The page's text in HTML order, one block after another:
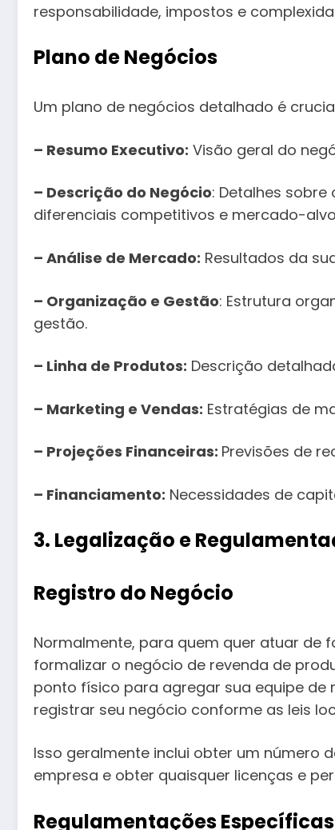
responsabilidade, impostos e
Plano de Negócios
Um plano de negócios detalhado é
– Resumo Executivo: Visão geral do
– Descrição do Negócio: Detalhes
diferenciais competitivos e mercado-
– Análise de Mercado: Resultados da
– Organização e Gestão: Estrutura
gestão.
– Linha de Produtos: Descrição
– Marketing e Vendas: Estratégias de
– Projeções Financeiras: Previsões de
– Financiamento: Necessidades de
3. Legalização e
Registro do Negócio
Normalmente, para quem quer atuar de
formalizar o negócio de revenda de
ponto físico para agregar sua equipe de
registrar seu negócio conforme as leis
Isso geralmente inclui obter um número
empresa e obter quaisquer licenças e
Regulamentações Específicas